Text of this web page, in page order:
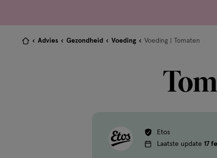
Je
Advies Gezondheid Voeding Voeding | Tomaten
Etos
Laatste update 17